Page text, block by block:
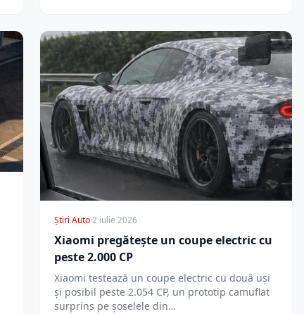
Știri Auto·2 iulie 2026
Xiaomi pregătește un coupe electric cu
peste 2.000 CP
Xiaomi testează un coupe electric cu două uși
și posibil peste 2.054 CP, un prototip camuflat
surprins pe șoselele din…